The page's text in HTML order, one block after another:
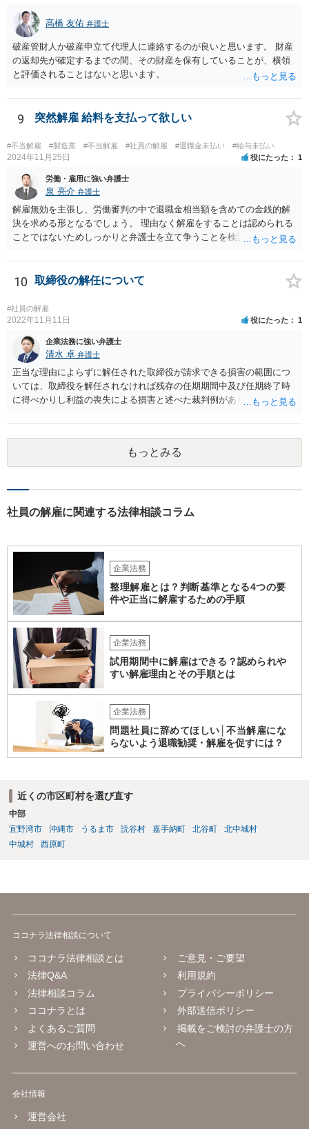
髙橋 友佑 弁護士
破産管財人か破産申立て代理人に連絡するのが良いと思います。 財産
の返却先が確定するまでの間、その財産を保有していることが、横領
と評価されることはないと思います。
9 突然解雇 給料を支払って欲しい
#不当解雇 #製造業 #不当解雇 #社員の解雇 #退職金未払い #給与未払い
2024年11月25日 役にたった 1
労働・雇用に強い弁護士
泉 亮介 弁護士
解雇無効を主張し、労働審判の中で退職金相当額を含めての金銭的解
決を求める形となるでしょう。 理由なく解雇をすることは認められる
ことではないためしっかりと弁護士を立て争うことを検討されて良い
10 取締役の解任について
#社員の解雇
2022年11月11日 役にたった 1
企業法務に強い弁護士
清水 卓 弁護士
正当な理由によらずに解任された取締役が請求できる損害の範囲につ
いては、取締役を解任されなければ残存の任期期間中及び任期終了時
に得べかりし利益の喪失による損害と述べた裁判例があります。 役員
ます。また、手当等異なる名称が使用されていても実質はこれらと同
じような性質の金員と判断されれば、損害に含まれる可能性がありま
す。 慰謝料や弁護士については、これらの損害に含まれないと述べる
裁判例もありますが、含まれるとする見解もあり、争いがあるところ
社として正式な手続きを経て無報酬と取り決めているということでし
か。これらも確認しておかれた方がよろしいかと思います。 辞任や任
期満了という他の退任方法であれば、解任のような損害賠償の定めは
ないため、これらの代替方法を取ることができないかも検討点です。
もっとみる
社員の解雇に関連する法律相談コラム
企業法務
整理解雇とは？判断基準となる4つの要
件や正当に解雇するための手順
企業法務
試用期間中に解雇はできる？認められや
すい解雇理由とその手順とは
企業法務
問題社員に辞めてほしい│不当解雇にな
らないよう退職勧奨・解雇を促すには？
近くの市区町村を選び直す
中部
宜野湾市
沖縄市 うるま市 読谷村 嘉手納町 北谷町
北中城村
中城村
西原町
ココナラ法律相談について
ココナラ法律相談とは
法律Q&A
法律相談コラム
ココナラとは
よくあるご質問
運営へのお問い合わせ
ご意見・ご要望
利用規約
プライバシーポリシー
外部送信ポリシー
掲載をご検討の弁護士の方
へ
会社情報
運営会社